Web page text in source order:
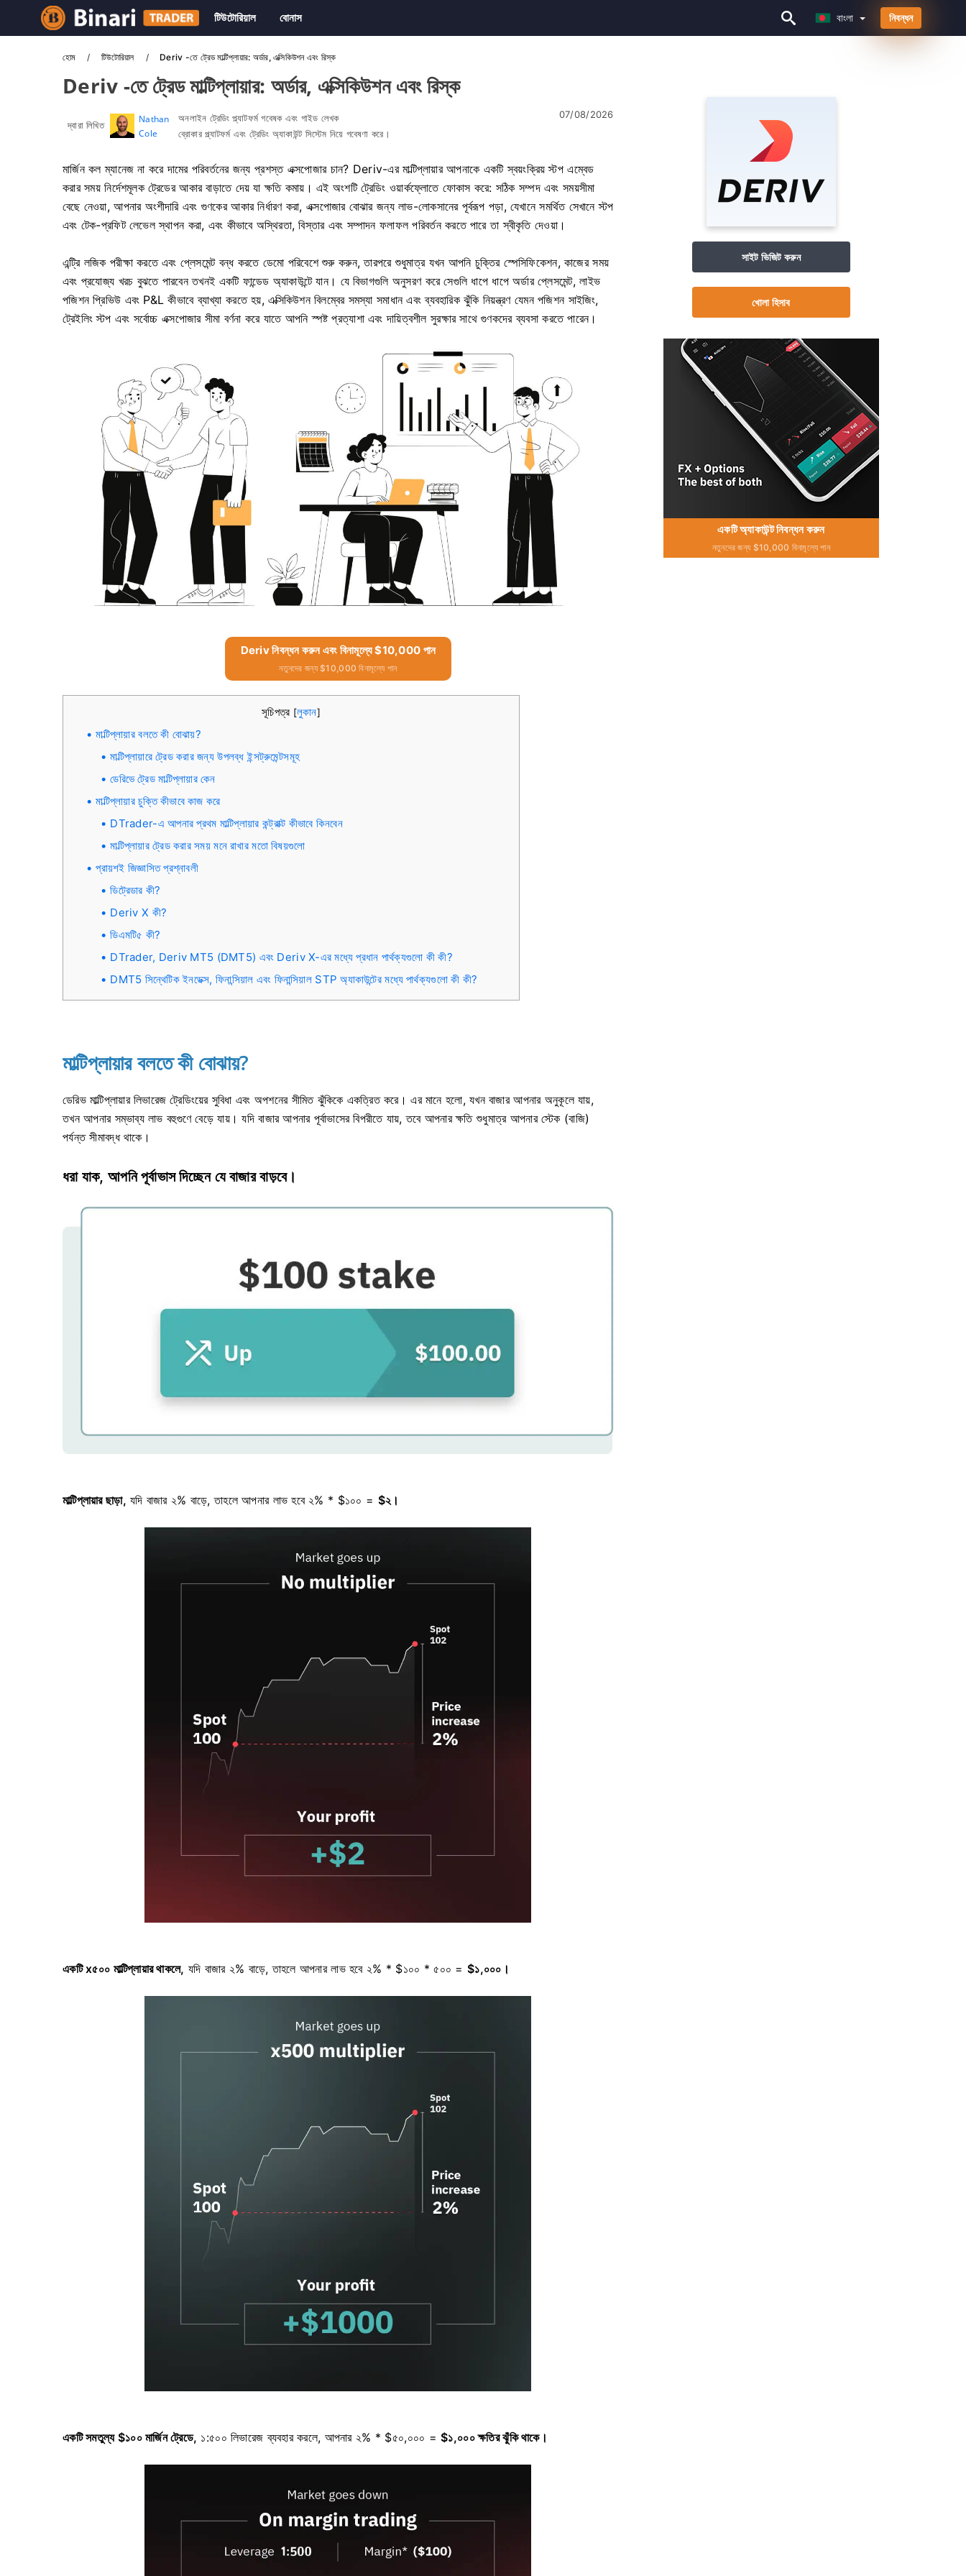
টিউটোরিয়াল বোনাস বাংলা নিবন্ধন
হোম টিউটোরিয়াল Deriv -তে ট্রেড মাল্টিপ্লায়ার: অর্ডার, এক্সিকিউশন এবং রিস্ক
Deriv -তে ট্রেড মাল্টিপ্লায়ার: অর্ডার, এক্সিকিউশন এবং রিস্ক
দ্বারা লিখিত
Nathan
Cole
অনলাইন ট্রেডিং প্ল্যাটফর্ম গবেষক এবং গাইড লেখক
ব্রোকার প্ল্যাটফর্ম এবং ট্রেডিং অ্যাকাউন্ট সিস্টেম নিয়ে গবেষণা করে।
07/08/2026
মার্জিন কল ম্যানেজ না করে দামের পরিবর্তনের জন্য প্রশস্ত এক্সপোজার চান? Deriv-এর মাল্টিপ্লায়ার আপনাকে একটি স্বয়ংক্রিয় স্টপ এম্বেড
করার সময় নির্দেশমূলক ট্রেডের আকার বাড়াতে দেয় যা ক্ষতি কমায়। এই অংশটি ট্রেডিং ওয়ার্কফ্লোতে ফোকাস করে: সঠিক সম্পদ এবং সময়সীমা
বেছে নেওয়া, আপনার অংশীদারি এবং গুণকের আকার নির্ধারণ করা, এক্সপোজার বোঝার জন্য লাভ-লোকসানের পূর্বরূপ পড়া, যেখানে সমর্থিত সেখানে স্টপ
এবং টেক-প্রফিট লেভেল স্থাপন করা, এবং কীভাবে অস্থিরতা, বিস্তার এবং সম্পাদন ফলাফল পরিবর্তন করতে পারে তা স্বীকৃতি দেওয়া।
এন্ট্রি লজিক পরীক্ষা করতে এবং প্লেসমেন্ট বন্ধ করতে ডেমো পরিবেশে শুরু করুন, তারপরে শুধুমাত্র যখন আপনি চুক্তির স্পেসিফিকেশন, কাজের সময়
এবং প্রযোজ্য খরচ বুঝতে পারবেন তখনই একটি ফান্ডেড অ্যাকাউন্টে যান। যে বিভাগগুলি অনুসরণ করে সেগুলি ধাপে ধাপে অর্ডার প্লেসমেন্ট, লাইভ
পজিশন প্রিভিউ এবং P&L কীভাবে ব্যাখ্যা করতে হয়, এক্সিকিউশন বিলম্বের সমস্যা সমাধান এবং ব্যবহারিক ঝুঁকি নিয়ন্ত্রণ যেমন পজিশন সাইজিং,
ট্রেইলিং স্টপ এবং সর্বোচ্চ এক্সপোজার সীমা বর্ণনা করে যাতে আপনি স্পষ্ট প্রত্যাশা এবং দায়িত্বশীল সুরক্ষার সাথে গুণকদের ব্যবসা করতে পারেন।
Deriv নিবন্ধন করুন এবং বিনামূল্যে $10,000 পান
নতুনদের জন্য $10,000 বিনামূল্যে পান
সূচিপত্র [লুকান]
মাল্টিপ্লায়ার বলতে কী বোঝায়?
মাল্টিপ্লায়ারে ট্রেড করার জন্য উপলব্ধ ইন্সট্রুমেন্টসমূহ
ডেরিভে ট্রেড মাল্টিপ্লায়ার কেন
মাল্টিপ্লায়ার চুক্তি কীভাবে কাজ করে
DTrader-এ আপনার প্রথম মাল্টিপ্লায়ার কন্ট্রাক্ট কীভাবে কিনবেন
মাল্টিপ্লায়ার ট্রেড করার সময় মনে রাখার মতো বিষয়গুলো
প্রায়শই জিজ্ঞাসিত প্রশ্নাবলী
ডিট্রেডার কী?
Deriv X কী?
ডিএমটি৫ কী?
DTrader, Deriv MT5 (DMT5) এবং Deriv X-এর মধ্যে প্রধান পার্থক্যগুলো কী কী?
DMT5 সিন্থেটিক ইনডেক্স, ফিনান্সিয়াল এবং ফিনান্সিয়াল STP অ্যাকাউন্টের মধ্যে পার্থক্যগুলো কী কী?
মাল্টিপ্লায়ার বলতে কী বোঝায়?
ডেরিভ মাল্টিপ্লায়ার লিভারেজ ট্রেডিংয়ের সুবিধা এবং অপশনের সীমিত ঝুঁকিকে একত্রিত করে। এর মানে হলো, যখন বাজার আপনার অনুকূলে যায়,
তখন আপনার সম্ভাব্য লাভ বহুগুণে বেড়ে যায়। যদি বাজার আপনার পূর্বাভাসের বিপরীতে যায়, তবে আপনার ক্ষতি শুধুমাত্র আপনার স্টেক (বাজি)
পর্যন্ত সীমাবদ্ধ থাকে।
ধরা যাক, আপনি পূর্বাভাস দিচ্ছেন যে বাজার বাড়বে।
মাল্টিপ্লায়ার ছাড়া, যদি বাজার ২% বাড়ে, তাহলে আপনার লাভ হবে ২% * $১০০ = $২।
একটি x৫০০ মাল্টিপ্লায়ার থাকলে, যদি বাজার ২% বাড়ে, তাহলে আপনার লাভ হবে ২% * $১০০ * ৫০০ =$১,০০০।
একটি সমতুল্য $১০০ মার্জিন ট্রেডে, ১:৫০০ লিভারেজ ব্যবহার করলে, আপনার ২% * $৫০,০০০ =$১,০০০ ক্ষতির ঝুঁকি থাকে।
সাইট ভিজিট করুন
খোলা হিসাব
একটি অ্যাকাউন্ট নিবন্ধন করুন
নতুনদের জন্য $10,000 বিনামূল্যে পান